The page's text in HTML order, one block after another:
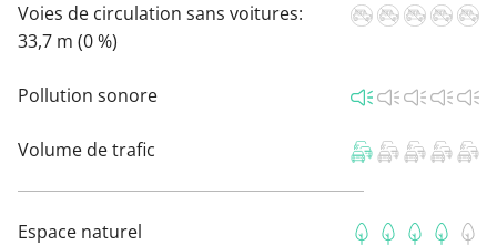
Voies de circulation sans voitures:
33,7 m (0 %)
Pollution sonore
Volume de trafic
Espace naturel